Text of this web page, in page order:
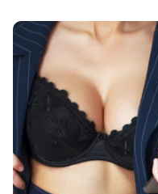
Sextoytests